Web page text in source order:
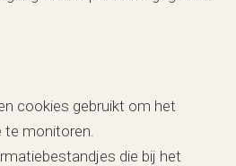
cookies gebruikt om het
te monitoren.
die bij het